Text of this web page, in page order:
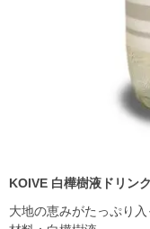
KOIVE 白樺樹液ドリンク
大地の恵みがたっぷり